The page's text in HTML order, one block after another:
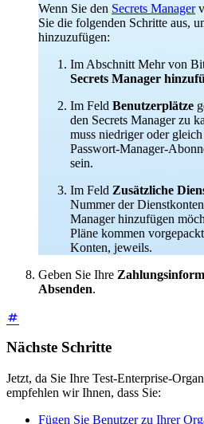
Wenn Sie den Secrets Manager
Sie die folgenden Schritte aus,
hinzuzufügen:
Im Abschnitt Mehr von
Secrets Manager
Im Feld Benutzerplätze
den Secrets Manager zu
muss niedriger oder
Passwort-Manager-
sein.
Im Feld Zusätzliche
Nummer der
Manager hinzufügen
Pläne kommen
Konten, jeweils.
Geben Sie Ihre
Absenden.
Nächste Schritte
Jetzt, da Sie Ihre Test-Enterprise-
empfehlen wir Ihnen, dass Sie:
Fügen Sie Benutzer zu Ihrer